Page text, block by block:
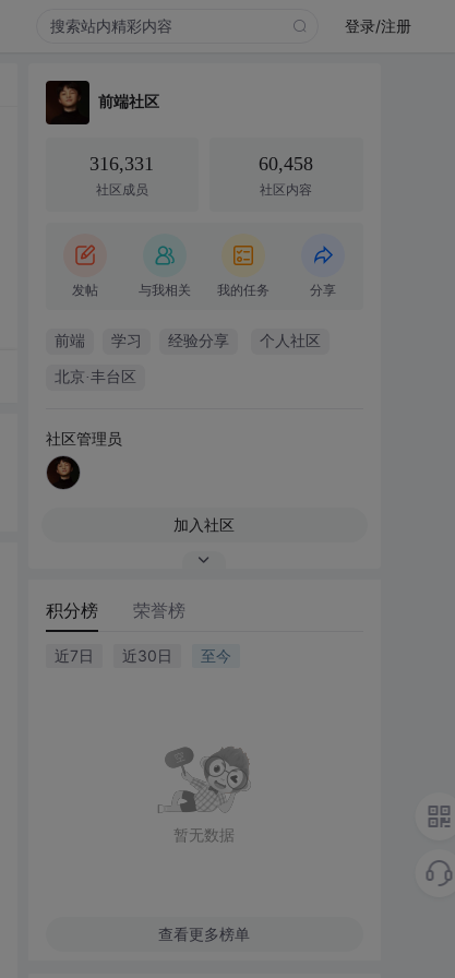
登录/注册
前端社区
316,331
社区成员
60,458
社区内容
发帖 与我相关 我的任务 分享
前端 学习 经验分享 个人社区
北京·丰台区
社区管理员
加入社区
积分榜 荣誉榜
近7日 近30日 至今
暂无数据
查看更多榜单